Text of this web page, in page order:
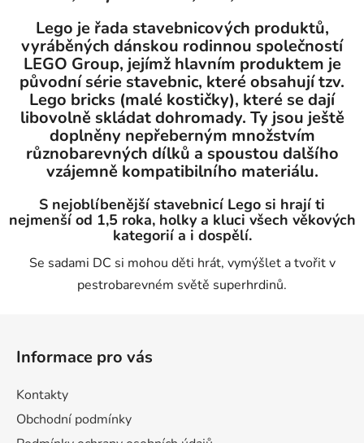
Lego je řada stavebnicových produktů,
vyráběných dánskou rodinnou společností
LEGO Group, jejímž hlavním produktem je
původní série stavebnic, které obsahují tzv.
Lego bricks (malé kostičky), které se dají
libovolně skládat dohromady. Ty jsou ještě
doplněny nepřeberným množstvím
různobarevných dílků a spoustou dalšího
vzájemně kompatibilního materiálu.
S nejoblíbenější stavebnicí Lego si hrají ti
nejmenší od 1,5 roka, holky a kluci všech věkových
kategorií a i dospělí.
Se sadami DC si mohou děti hrát, vymýšlet a tvořit v
pestrobarevném světě superhrdinů.
Informace pro vás
Kontakty
Obchodní podmínky